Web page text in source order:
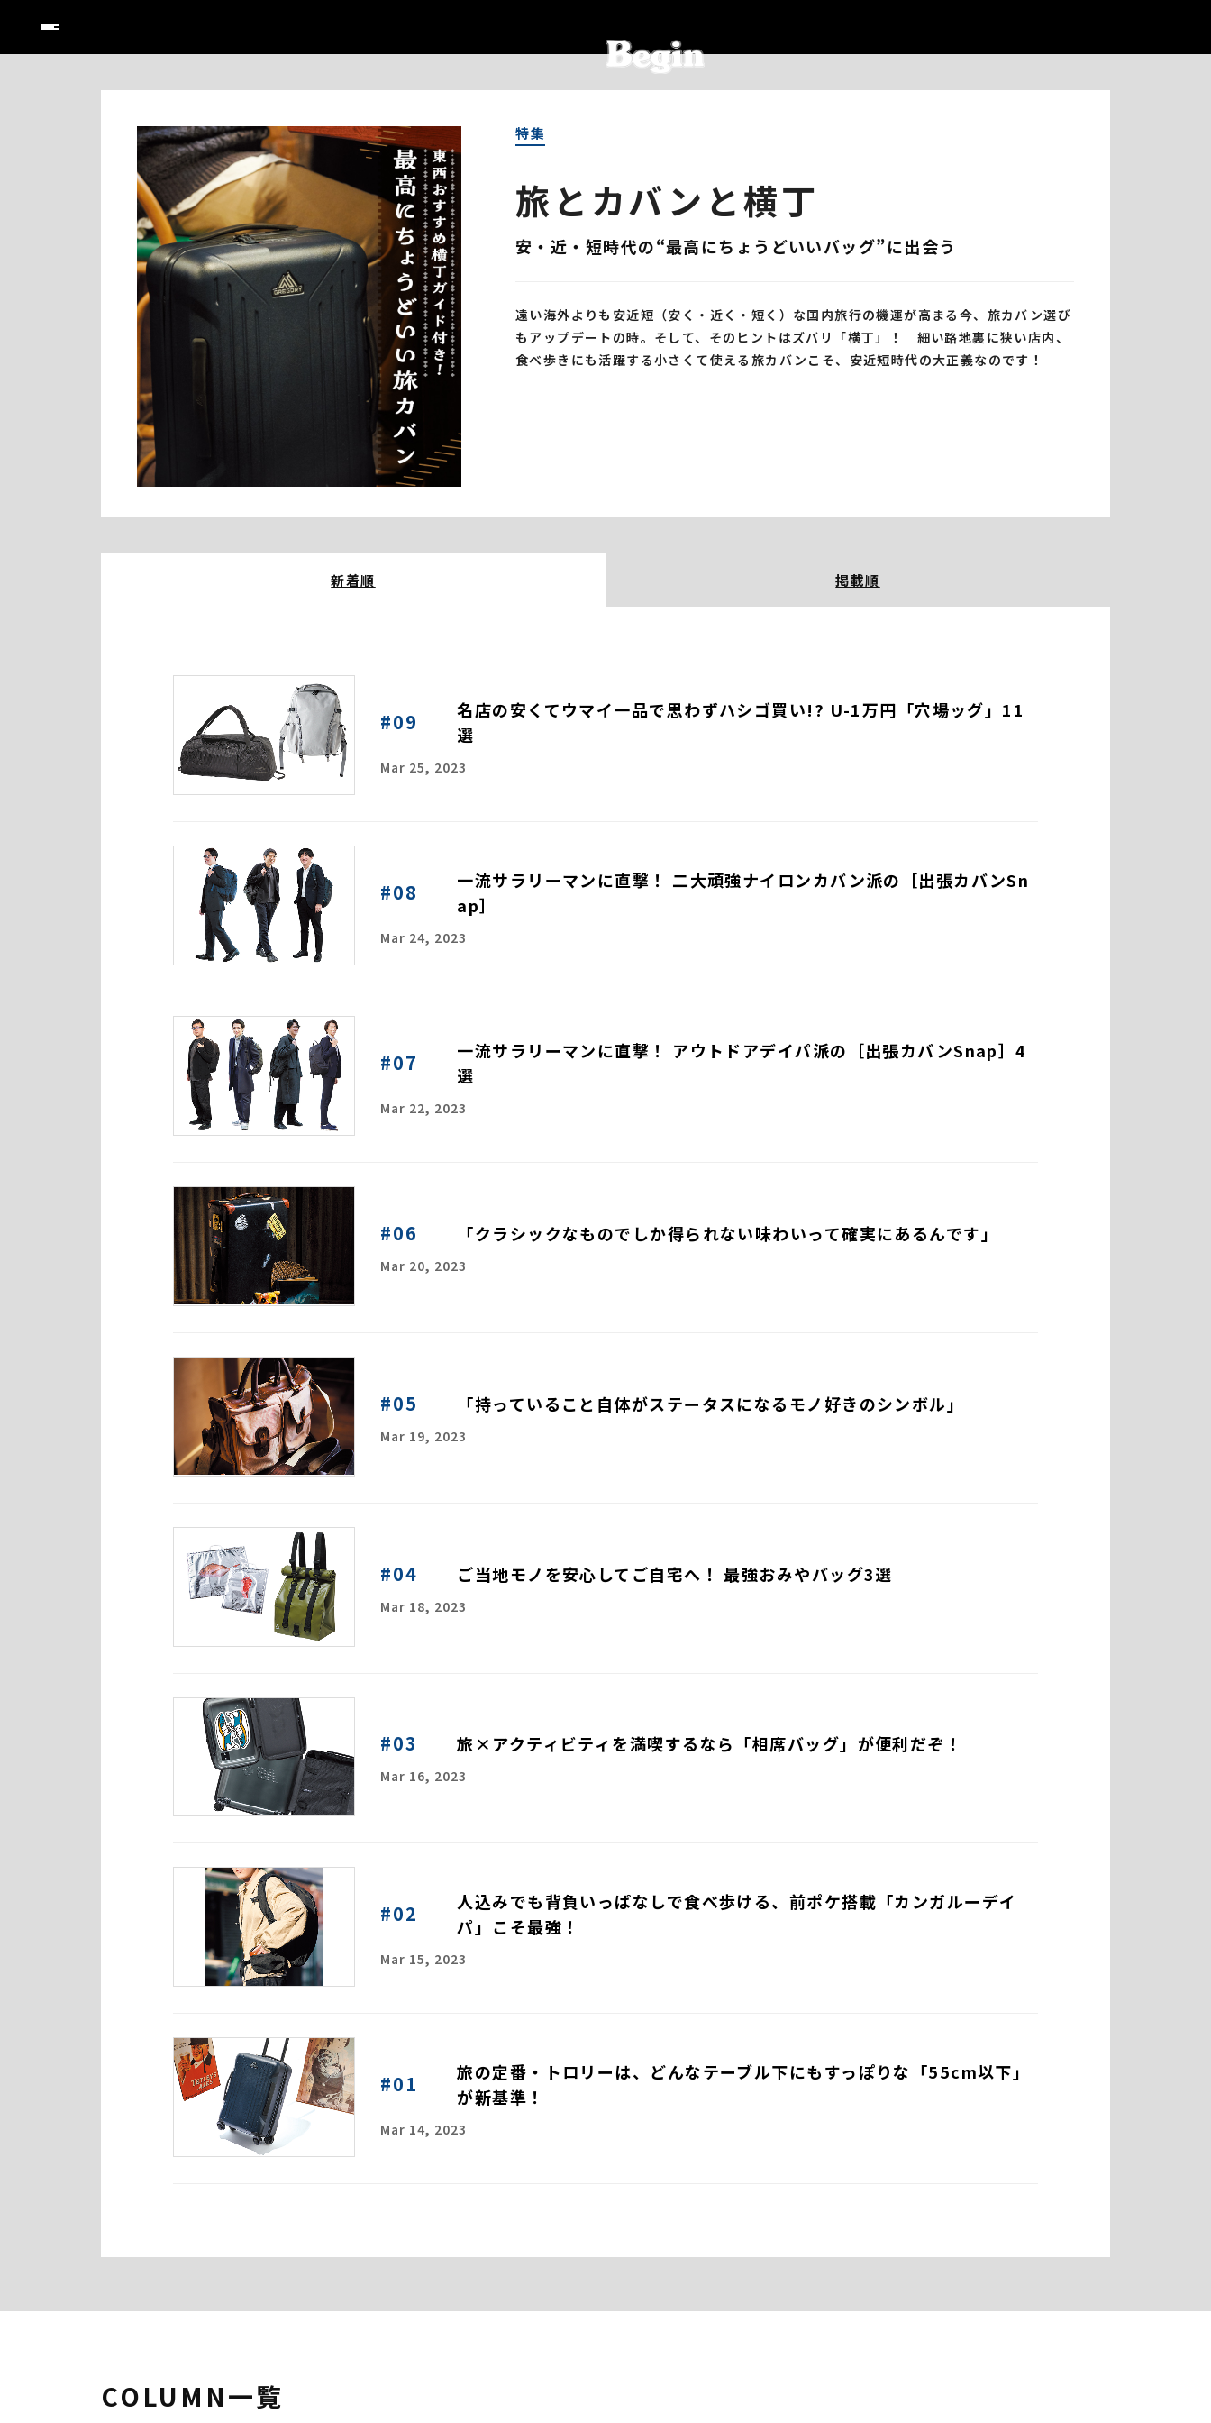
特集
旅とカバンと横丁
安・近・短時代の“最高にちょうどいいバッグ”に出会う
遠い海外よりも安近短（安く・近く・短く）な国内旅行の機運が高まる今、旅カバン選び
もアップデートの時。そして、そのヒントはズバリ「横丁」！ 細い路地裏に狭い店内、
食べ歩きにも活躍する小さくて使える旅カバンこそ、安近短時代の大正義なのです ！
新着順 掲載順
#09
名店の安くてウマイ一品で思わずハシゴ買い!? U-1万円「穴場ッグ」11
選
Mar 25, 2023
#08
一流サラリーマンに直撃！ 二大頑強ナイロンカバン派の［出張カバンSn
ap］
Mar 24, 2023
#07
一流サラリーマンに直撃！ アウトドアデイパ派の［出張カバンSnap］4
選
Mar 22, 2023
#06 「クラシックなものでしか得られない味わいって確実にあるんです」
Mar 20, 2023
#05 「持っていること自体がステータスになるモノ好きのシンボル」
Mar 19, 2023
#04 ご当地モノを安心してご自宅へ！ 最強おみやバッグ3選
Mar 18, 2023
#03 旅×アクティビティを満喫するなら「相席バッグ」が便利だぞ！
Mar 16, 2023
#02
人込みでも背負いっぱなしで食べ歩ける、前ポケ搭載「カンガルーデイ
パ」こそ最強！
Mar 15, 2023
#01
旅の定番・トロリーは、どんなテーブル下にもすっぽりな「55cm以下」
が新基準！
Mar 14, 2023
COLUMN一覧